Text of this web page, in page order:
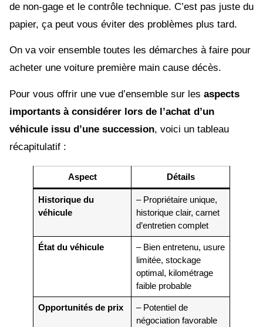
de non-gage et le contrôle technique. C’est pas juste du
papier, ça peut vous éviter des problèmes plus tard.
On va voir ensemble toutes les démarches à faire pour
acheter une voiture première main cause décès.
Pour vous offrir une vue d’ensemble sur les aspects
importants à considérer lors de l’achat d’un
véhicule issu d’une succession, voici un tableau
récapitulatif :
Aspect Détails
Historique du
véhicule
– Propriétaire unique,
historique clair, carnet
d’entretien complet
État du véhicule
– Bien entretenu, usure
limitée, stockage
optimal, kilométrage
faible probable
Opportunités de prix
– Potentiel de
négociation favorable